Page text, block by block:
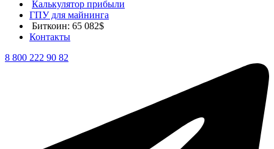
Калькулятор прибыли
ГПУ для майнинга
Биткоин: 65 082$
Контакты
8 800 222 90 82